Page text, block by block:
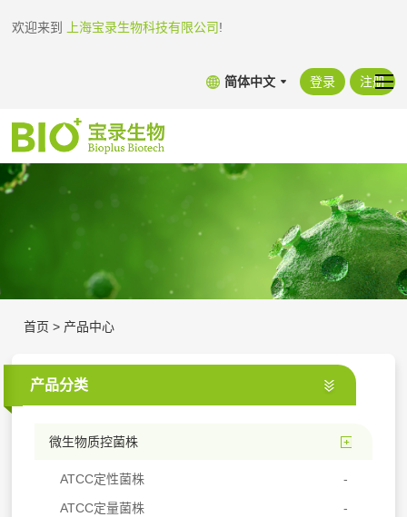
欢迎来到 上海宝录生物科技有限公司!
简体中文 登录 注册
首页 > 产品中心
产品分类
微生物质控菌株
ATCC定性菌株
ATCC定量菌株